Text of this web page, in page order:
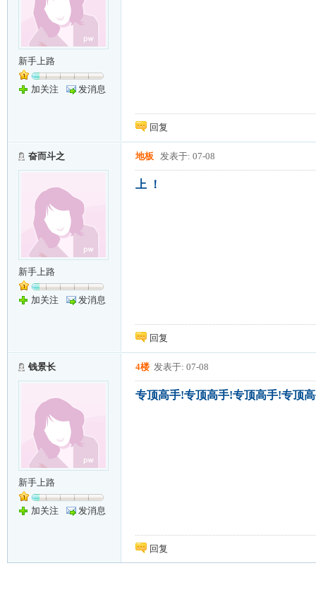
新手上路
加关注 发消息
回复
奋而斗之
新手上路
加关注 发消息
地板 发表于: 07-08
上 ！
回复
钱景长
新手上路
加关注 发消息
4楼 发表于: 07-08
专顶高手!专顶高手!专顶高手!专顶
回复